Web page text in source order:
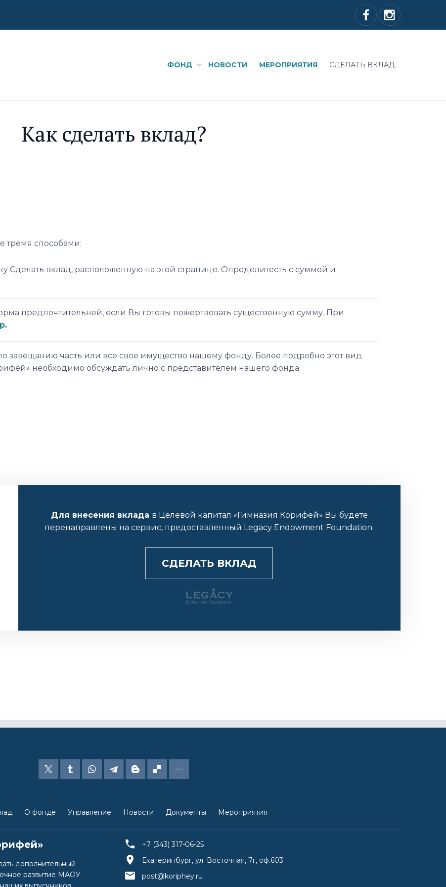
ФОНД НОВОСТИ МЕРОПРИЯТИЯ СДЕЛАТЬ ВКЛАД
Как сделать вклад?
тремя способами:
Сделать вклад, расположенную на этой странице. Определитесть с суммой и
предпочтительней, если Вы готовы пожертвовать существенную сумму. При
.
завещанию часть или все свое имущество нашему фонду. Более подробно этот вид
необходимо обсуждать лично с представителем нашего фонда.
Для внесения вклада в Целевой капитал «Гимназия Корифей» Вы будете
перенаправлены на сервис, предоставленный Legacy Endowment Foundation.
СДЕЛАТЬ ВКЛАД
О фонде Управление Новости Документы Мероприятия
дополнительный
развитие МАОУ
+7 (343) 317-06-25
Екатеринбург, ул. Восточная, 7г, оф.603
post@koriphey.ru